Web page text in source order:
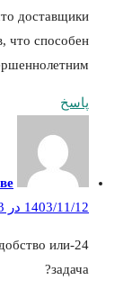
доставщики
что способен
پاسخ
1403/11/12 در 6:53 ب.ظ
или
задача?